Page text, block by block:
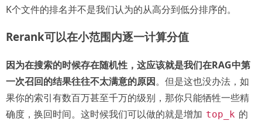
K个文件的排名并不是我们认为的从高分到低分排序的。
Rerank可以在小范围内逐一计算分值
因为在搜索的时候存在随机性，这应该就是我们在RAG中第
一次召回的结果往往不太满意的原因。但是这也没办法，如
果你的索引有数百万甚至千万的级别，那你只能牺牲一些精
确度，换回时间。这时候我们可以做的就是增加 top_k 的